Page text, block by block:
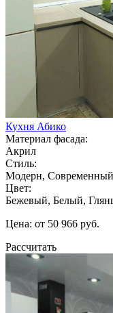
Кухня Абико
Материал фасада:
Акрил
Стиль:
Модерн, Современный
Цвет:
Бежевый, Белый,
Цена: от 50 966 руб.
Рассчитать